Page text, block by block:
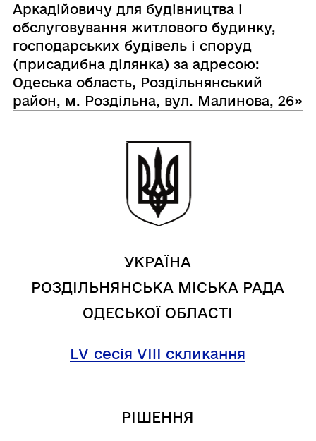
Аркадійовичу для будівництва і
обслуговування житлового будинку,
господарських будівель і споруд
(присадибна ділянка) за адресою:
Одеська область, Роздільнянський
район, м. Роздільна, вул. Малинова, 26»
УКРАЇНА
РОЗДІЛЬНЯНСЬКА МІСЬКА РАДА
ОДЕСЬКОЇ ОБЛАСТІ
LV сесія VIII скликання
РІШЕННЯ